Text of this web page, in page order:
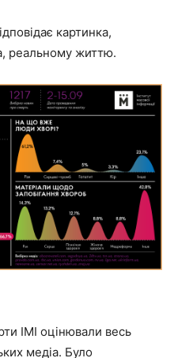
картинка,
реальному життю.
ІМІ оцінювали весь
медіа. Було